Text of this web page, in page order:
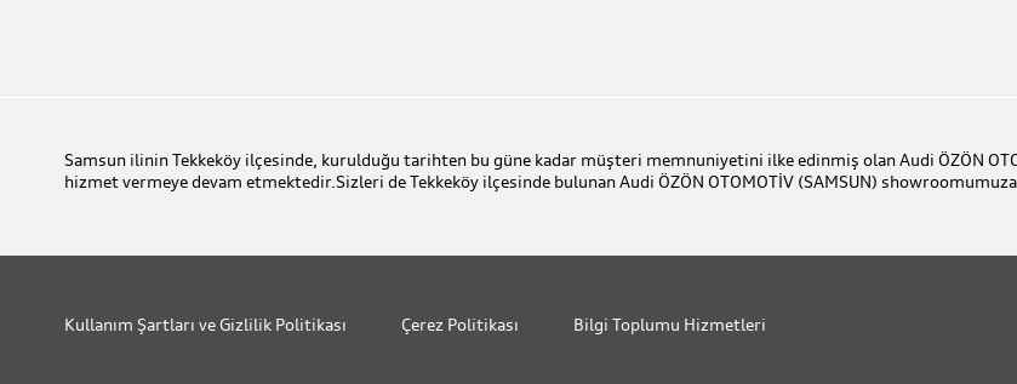
Samsun ilinin Tekkeköy ilçesinde, kurulduğu tarihten bu güne kadar müşteri memnuniyetini ilke edinmiş olan Audi ÖZÖN
hizmet vermeye devam etmektedir.Sizleri de Tekkeköy ilçesinde bulunan Audi ÖZÖN OTOMOTİV (SAMSUN)
Kullanım Şartları ve Gizlilik Politikası Çerez Politikası Bilgi Toplumu Hizmetleri